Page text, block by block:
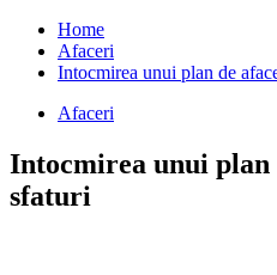
Home
Afaceri
Intocmirea unui plan de
Afaceri
Intocmirea unui plan
sfaturi